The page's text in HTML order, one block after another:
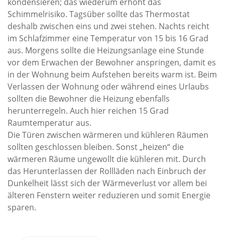
Schimmelrisiko. Tagsüber sollte das Thermostat
deshalb zwischen eins und zwei stehen. Nachts reicht
im Schlafzimmer eine Temperatur von 15 bis 16 Grad
aus. Morgens sollte die Heizungsanlage eine Stunde
vor dem Erwachen der Bewohner anspringen, damit es
in der Wohnung beim Aufstehen bereits warm ist. Beim
Verlassen der Wohnung oder während eines Urlaubs
sollten die Bewohner die Heizung ebenfalls
herunterregeln. Auch hier reichen 15 Grad
Raumtemperatur aus.
Die Türen zwischen wärmeren und kühleren Räumen
sollten geschlossen bleiben. Sonst „heizen“ die
wärmeren Räume ungewollt die kühleren mit. Durch
das Herunterlassen der Rollläden nach Einbruch der
Dunkelheit lässt sich der Wärmeverlust vor allem bei
älteren Fenstern weiter reduzieren und somit Energie
sparen.